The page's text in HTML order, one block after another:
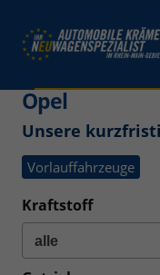
Opel
Unsere
Vorlauffahrzeuge
Kraftstoff